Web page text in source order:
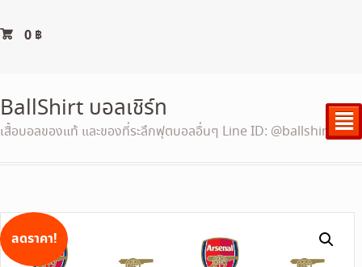
0 ฿
BallShirt บอลเชิร์ท
เสื้อบอลของแท้ และของที่ระลึกฟุตบอลอื่นๆ Line ID: @ballshirt²
ลดราคา!